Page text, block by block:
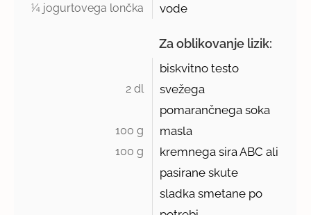
¼ jogurtovega lončka vode
Za oblikovanje lizik:
biskvitno testo
2 dl
svežega
pomarančnega soka
100 g masla
100 g
kremnega sira ABC ali
pasirane skute
sladka smetane po